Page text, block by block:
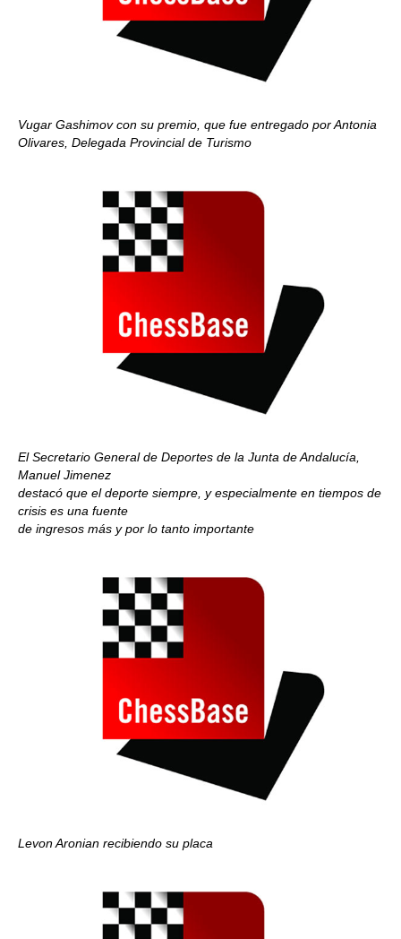
Vugar Gashimov con su premio, que fue entregado por Antonia
Olivares, Delegada Provincial de Turismo
El Secretario General de Deportes de la Junta de Andalucía,
Manuel Jimenez
destacó que el deporte siempre, y especialmente en tiempos de
crisis es una fuente
de ingresos más y por lo tanto importante
Levon Aronian recibiendo su placa